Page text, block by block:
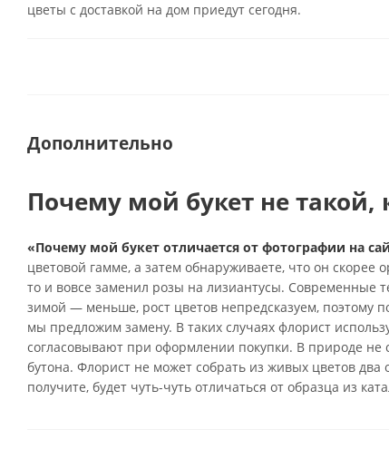
цветы с доставкой на дом приедут сегодня.
Дополнительно
Почему мой букет не такой,
«Почему мой букет отличается от фотографии на
цветовой гамме, а затем обнаруживаете, что он
то и вовсе заменил розы на лизиантусы. Современные
зимой — меньше, рост цветов непредсказуем, поэтому
мы предложим замену. В таких случаях флорист
согласовывают при оформлении покупки. В природе
бутона. Флорист не может собрать из живых цветов
получите, будет чуть-чуть отличаться от образца из